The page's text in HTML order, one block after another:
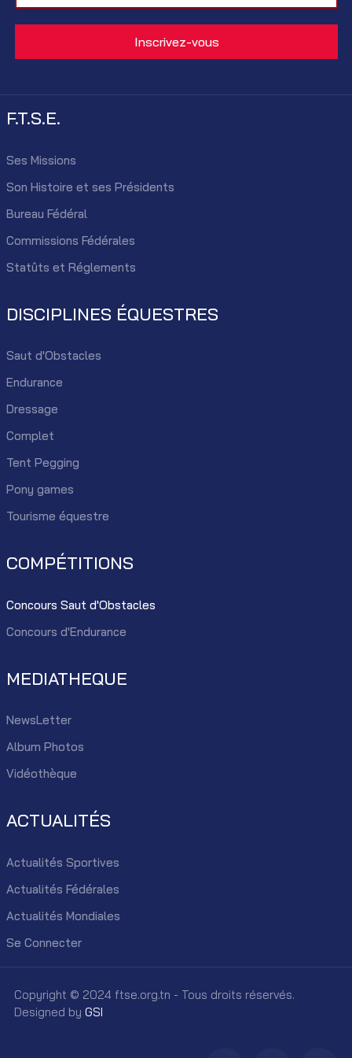
F.T.S.E.
Ses Missions
Son Histoire et ses Présidents
Bureau Fédéral
Commissions Fédérales
Statûts et Réglements
DISCIPLINES ÉQUESTRES
Saut d'Obstacles
Endurance
Dressage
Complet
Tent Pegging
Pony games
Tourisme équestre
COMPÉTITIONS
Concours Saut d'Obstacles
Concours d'Endurance
MEDIATHEQUE
NewsLetter
Album Photos
Vidéothèque
ACTUALITÉS
Actualités Sportives
Actualités Fédérales
Actualités Mondiales
Se Connecter
Copyright © 2024 ftse.org.tn - Tous droits réservés.
Designed by GSI